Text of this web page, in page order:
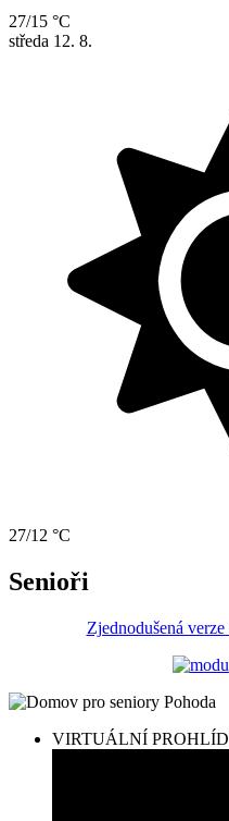
27/15 °C
středa 12. 8.
27/12 °C
Senioři
Zjednodušená
VIRTUÁLNÍ